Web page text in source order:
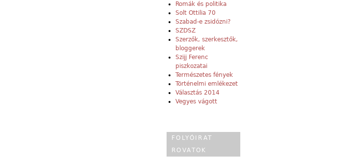
Romák és politika
Solt Ottilia 70
Szabad-e zsidózni?
SZDSZ
Szerzők, szerkesztők,
bloggerek
Szijj Ferenc
piszkozatai
Természetes fények
Történelmi emlékezet
Választás 2014
Vegyes vágott
FOLYÓIRAT
ROVATOK